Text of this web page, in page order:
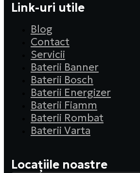
Link-uri utile
Blog
Contact
Servicii
Baterii Banner
Baterii Bosch
Baterii Energizer
Baterii Fiamm
Baterii Rombat
Baterii Varta
Locațiile noastre